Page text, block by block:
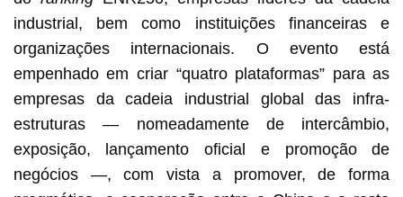
industrial, bem como instituições financeiras e
organizações internacionais. O evento está
empenhado em criar “quatro plataformas” para as
empresas da cadeia industrial global das infra-
estruturas — nomeadamente de intercâmbio,
exposição, lançamento oficial e promoção de
negócios —, com vista a promover, de forma